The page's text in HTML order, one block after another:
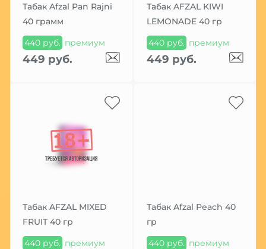
Табак Afzal Pan Rajni
40 грамм
440 руб. премиум
449 руб.
Табак AFZAL KIWI
LEMONADE 40 гр
440 руб. премиум
449 руб.
Табак AFZAL MIXED
FRUIT 40 гр
440 руб. премиум
Табак Afzal Peach 40
гр
440 руб. премиум